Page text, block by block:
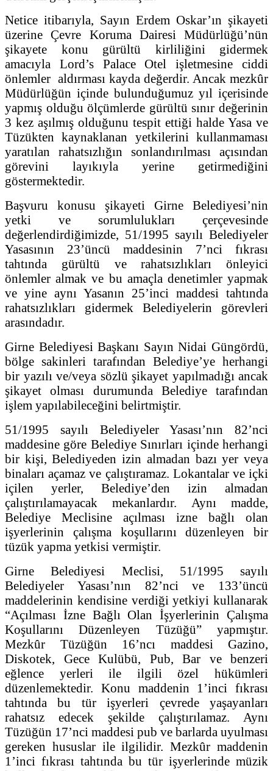
Netice itibarıyla, Sayın Erdem Oskar’ın şikayeti
üzerine Çevre Koruma Dairesi Müdürlüğü’nün
şikayete konu gürültü kirliliğini gidermek
amacıyla Lord’s Palace Otel işletmesine ciddi
önlemler aldırması kayda değerdir. Ancak mezkûr
Müdürlüğün içinde bulunduğumuz yıl içerisinde
yapmış olduğu ölçümlerde gürültü sınır değerinin
3 kez aşılmış olduğunu tespit ettiği halde Yasa ve
Tüzükten kaynaklanan yetkilerini kullanmaması
yaratılan rahatsızlığın sonlandırılması açısından
görevini layıkıyla yerine getirmediğini
göstermektedir.
Başvuru konusu şikayeti Girne Belediyesi’nin
yetki ve sorumlulukları çerçevesinde
değerlendirdiğimizde, 51/1995 sayılı Belediyeler
Yasasının 23’üncü maddesinin 7’nci fıkrası
tahtında gürültü ve rahatsızlıkları önleyici
önlemler almak ve bu amaçla denetimler yapmak
ve yine aynı Yasanın 25’inci maddesi tahtında
rahatsızlıkları gidermek Belediyelerin görevleri
arasındadır.
Girne Belediyesi Başkanı Sayın Nidai Güngördü,
bölge sakinleri tarafından Belediye’ye herhangi
bir yazılı ve/veya sözlü şikayet yapılmadığı ancak
şikayet olması durumunda Belediye tarafından
işlem yapılabileceğini belirtmiştir.
51/1995 sayılı Belediyeler Yasası’nın 82’nci
maddesine göre Belediye Sınırları içinde herhangi
bir kişi, Belediyeden izin almadan bazı yer veya
binaları açamaz ve çalıştıramaz. Lokantalar ve içki
içilen yerler, Belediye’den izin almadan
çalıştırılamayacak mekanlardır. Aynı madde,
Belediye Meclisine açılması izne bağlı olan
işyerlerinin çalışma koşullarını düzenleyen bir
tüzük yapma yetkisi vermiştir.
Girne Belediyesi Meclisi, 51/1995 sayılı
Belediyeler Yasası’nın 82’nci ve 133’üncü
maddelerinin kendisine verdiği yetkiyi kullanarak
“Açılması İzne Bağlı Olan İşyerlerinin Çalışma
Koşullarını Düzenleyen Tüzüğü” yapmıştır.
Mezkûr Tüzüğün 16’ncı maddesi Gazino,
Diskotek, Gece Kulübü, Pub, Bar ve benzeri
eğlence yerleri ile ilgili özel hükümleri
düzenlemektedir. Konu maddenin 1’inci fıkrası
tahtında bu tür işyerleri çevrede yaşayanları
rahatsız edecek şekilde çalıştırılamaz. Aynı
Tüzüğün 17’nci maddesi pub ve barlarda uyulması
gereken hususlar ile ilgilidir. Mezkûr maddenin
1’inci fıkrası tahtında bu tür işyerlerinde müzik